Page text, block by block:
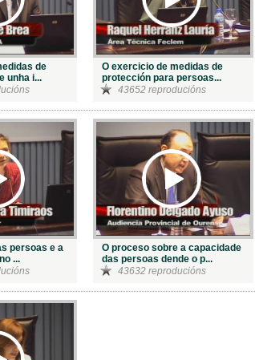
de
unha i...
O exercicio de medidas de
protección para persoas...
43652 reproducións
persoas e a
...
O proceso sobre a capacidade
das persoas dende o p...
43632 reproducións